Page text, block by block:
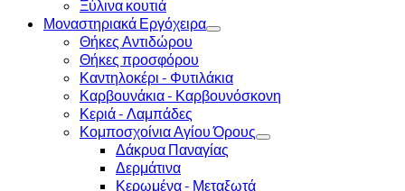
Ξύλινα κουτιά
Μοναστηριακά Εργόχειρα
Θήκες Αντιδώρου
Θήκες προσφόρου
Καντηλοκέρι - Φυτιλάκια
Καρβουνάκια - Καρβουνόσκονη
Κεριά - Λαμπάδες
Κομποσχοίνια Αγίου Όρους
Δάκρυα Παναγίας
Δερμάτινα
Κερωμένα - Μεταξωτά